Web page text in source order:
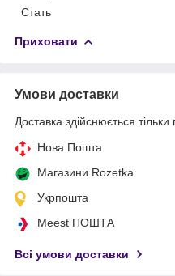
Стать
Приховати
Умови доставки
Доставка здійснюється тільки
Нова Пошта
Магазини Rozetka
Укрпошта
Meest ПОШТА
Всі умови доставки